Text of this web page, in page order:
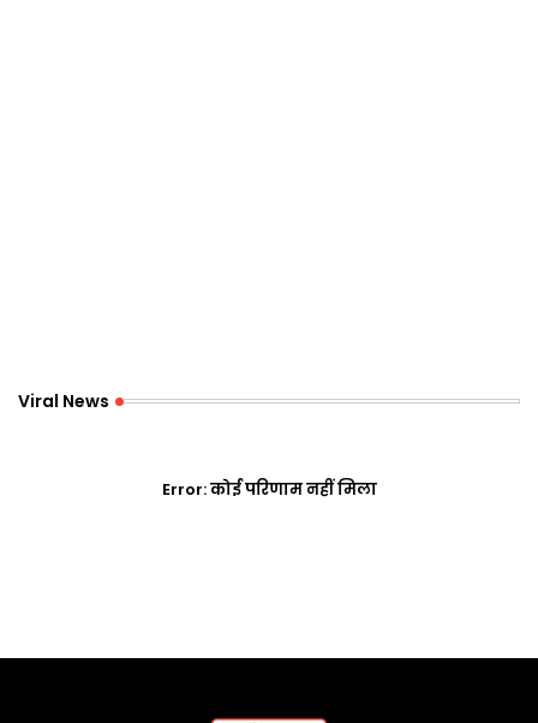
Viral News
Error:कोई परिणाम नहीं मिला